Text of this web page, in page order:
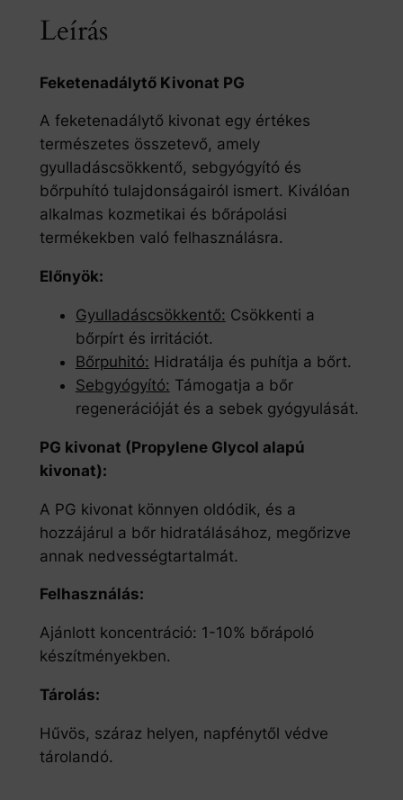
Leírás
Feketenadálytő Kivonat PG
A feketenadálytő kivonat egy értékes
természetes összetevő, amely
gyulladáscsökkentő, sebgyógyító és
bőrpuhító tulajdonságairól ismert. Kiválóan
alkalmas kozmetikai és bőrápolási
termékekben való felhasználásra.
Előnyök:
Gyulladáscsökkentő: Csökkenti a
bőrpírt és irritációt.
Bőrpuhitó: Hidratálja és puhítja a bőrt.
Sebgyógyító: Támogatja a bőr
regenerációját és a sebek gyógyulását.
PG kivonat (Propylene Glycol alapú
kivonat):
A PG kivonat könnyen oldódik, és a
hozzájárul a bőr hidratálásához, megőrizve
annak nedvességtartalmát.
Felhasználás:
Ajánlott koncentráció: 1-10% bőrápoló
készítményekben.
Tárolás:
Hűvös, száraz helyen, napfénytől védve
tárolandó.